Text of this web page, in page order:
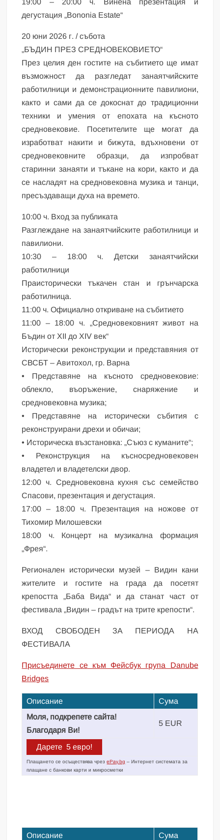
дегустация „Bononia Estate“
20 юни 2026 г. / събота
„БЪДИН ПРЕЗ СРЕДНОВЕКОВИЕТО“
През целия ден гостите на събитието ще имат
възможност да разгледат занаятчийските
работилници и демонстрационните павилиони,
както и сами да се докоснат до традиционни
техники и умения от епохата на късното
средновековие. Посетителите ще могат да
изработват накити и бижута, вдъхновени от
средновековните образци, да изпробват
старинни занаяти и тъкане на кори, както и да
се насладят на средновековна музика и танци,
пресъздаващи духа на времето.
10:00 ч. Вход за публиката
Разглеждане на занаятчийските работилници и
павилиони.
10:30 – 18:00 ч. Детски занаятчийски
работилници
Праисторически тъкачен стан и грънчарска
работилница.
11:00 ч. Официално откриване на събитието
11:00 – 18:00 ч. „Средновековният живот на
Бъдин от XII до XIV век“
Исторически реконструкции и представяния от
СВСБТ – Авитохол, гр. Варна
• Представяне на късното средновековие:
облекло, въоръжение, снаряжение и
средновековна музика;
• Представяне на исторически събития с
реконструирани дрехи и обичаи;
• Историческа възстановка: „Съюз с куманите“;
• Реконструкция на късносредновековен
владетел и владетелски двор.
12:00 ч. Средновековна кухня със семейство
Спасови, презентация и дегустация.
17:00 – 18:00 ч. Презентация на ножове от
Тихомир Милошевски
18:00 ч. Концерт на музикална формация
„Фрея“.
Регионален исторически музей – Видин кани
жителите и гостите на града да посетят
крепостта „Баба Вида“ и да станат част от
фестивала „Видин – градът на трите крепости“.
ВХОД СВОБОДЕН ЗА ПЕРИОДА НА
ФЕСТИВАЛА
Присъединете се към Фейсбук група Danube
Bridges
Описание
Сума
Моля, подкрепете сайта!
Благодаря Ви!
5 EUR
Плащането се осъществява чрезePay.bg – Интернет системата за
плащане с банкови карти и микросметки
Описание
Сума